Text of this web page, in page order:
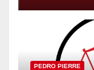
PEDRO PIERRE